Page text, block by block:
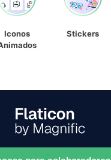
Iconos
Stickers